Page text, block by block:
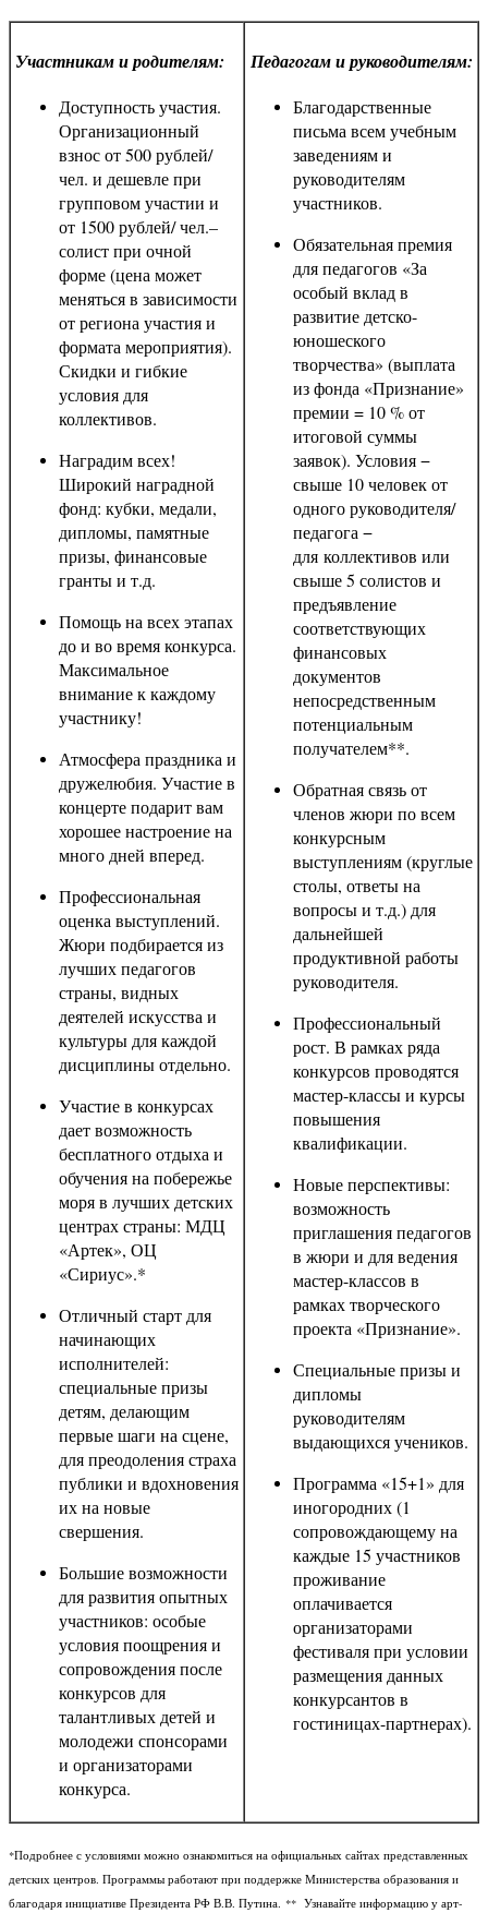
Участникам и родителям:
Доступность участия.
Организационный
взнос от 500 рублей/
чел. и дешевле при
групповом участии и
от 1500 рублей/ чел.–
солист при очной
форме (цена может
меняться в зависимости
от региона участия и
формата мероприятия).
Скидки и гибкие
условия для
коллективов.
Наградим всех!
Широкий наградной
фонд: кубки, медали,
дипломы, памятные
призы, финансовые
гранты и т.д.
Помощь на всех этапах
до и во время конкурса.
Максимальное
внимание к каждому
участнику!
Атмосфера праздника и
дружелюбия. Участие в
концерте подарит вам
хорошее настроение на
много дней вперед.
Профессиональная
оценка выступлений.
Жюри подбирается из
лучших педагогов
страны, видных
деятелей искусства и
культуры для каждой
дисциплины отдельно.
Участие в конкурсах
дает возможность
бесплатного отдыха и
обучения на побережье
моря в лучших детских
центрах страны: МДЦ
«Артек», ОЦ
«Сириус».*
Отличный старт для
начинающих
исполнителей:
специальные призы
детям, делающим
первые шаги на сцене,
для преодоления страха
публики и вдохновения
их на новые
свершения.
Большие возможности
для развития опытных
участников: особые
условия поощрения и
сопровождения после
конкурсов для
талантливых детей и
молодежи спонсорами
и организаторами
конкурса.
Педагогам и руководителям:
Благодарственные
письма всем учебным
заведениям и
руководителям
участников.
Обязательная премия
для педагогов «За
особый вклад в
развитие детско-
юношеского
творчества» (выплата
из фонда «Признание»
премии = 10 % от
итоговой суммы
заявок). Условия −
свыше 10 человек от
одного руководителя/
педагога −
для коллективов или
свыше 5 солистов и
предъявление
соответствующих
финансовых
документов
непосредственным
потенциальным
получателем**.
Обратная связь от
членов жюри по всем
конкурсным
выступлениям (круглые
столы, ответы на
вопросы и т.д.) для
дальнейшей
продуктивной работы
руководителя.
Профессиональный
рост. В рамках ряда
конкурсов проводятся
мастер-классы и курсы
повышения
квалификации.
Новые перспективы:
возможность
приглашения педагогов
в жюри и для ведения
мастер-классов в
рамках творческого
проекта «Признание».
Специальные призы и
дипломы
руководителям
выдающихся учеников.
Программа «15+1» для
иногородних (1
сопровождающему на
каждые 15 участников
проживание
оплачивается
организаторами
фестиваля при условии
размещения данных
конкурсантов в
гостиницах-партнерах).
*Подробнее с условиями можно ознакомиться на официальных сайтах представленных
детских центров. Программы работают при поддержке Министерства образования и
благодаря инициативе Президента РФ В.В. Путина. ** Узнавайте информацию у арт-